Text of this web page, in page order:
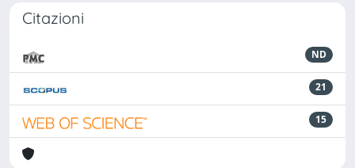
Citazioni
ND
21
15